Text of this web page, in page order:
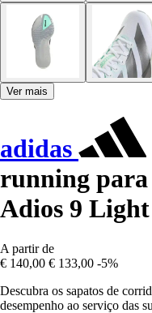
Ver mais
adidas
running
Adios 9
A partir de
€ 140,00 € 133,00 -5%
Descubra os sapatos de
desempenho ao serviço das